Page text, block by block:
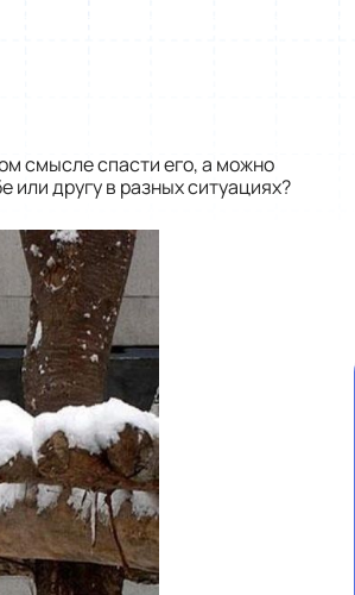
смысле спасти его, а можно
или другу в разных ситуациях?